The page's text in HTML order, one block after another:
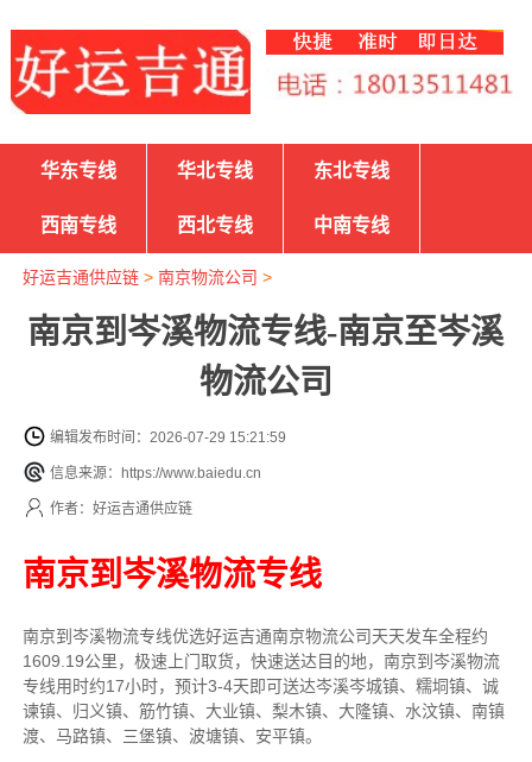
华东专线 华北专线 东北专线
西南专线 西北专线 中南专线
好运吉通供应链> 南京物流公司 >
南京到岑溪物流专线-南京至岑溪
物流公司
编辑发布时间：2026-07-29 15:21:59
信息来源：https://www.baiedu.cn
作者：好运吉通供应链
南京到岑溪物流专线
南京到岑溪物流专线优选好运吉通南京物流公司天天发车全程约
1609.19公里， 极速上门取货，快速送达目的地，南京到岑溪物流
专线用时约17小时，预计3-4天即可送达岑溪岑城镇、糯垌镇、诚
谏镇、归义镇、筋竹镇、大业镇、梨木镇、大隆镇、水汶镇、南镇
渡、马路镇、三堡镇、波塘镇、安平镇。